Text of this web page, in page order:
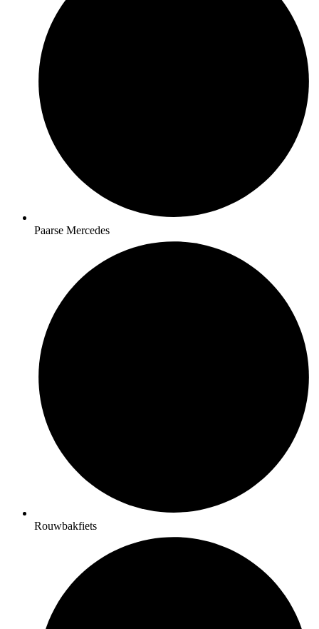
Paarse Mercedes
Rouwbakfiets